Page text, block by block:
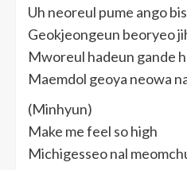
Uh neoreul pume ango
Geokjeongeun beoryeo
Mworeul hadeun gande
Maemdol geoya neowa
(Minhyun)
Make me feel so high
Michigesseo nal